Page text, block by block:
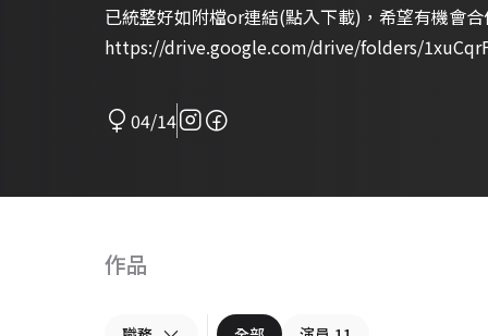
已統整好如附檔or連結(點入下載)，希望有機會
https://drive.google.com/drive/folders/
04/14
作品